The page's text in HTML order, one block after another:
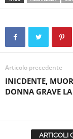
Articolo precedente
INICDENTE,
DONNA GRAVE
ARTICOLI